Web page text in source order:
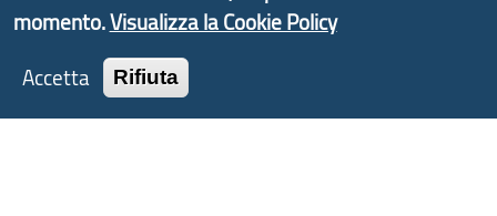
Privacy
Note Legali
momento.Visualizza la Cookie Policy
Accetta
Rifiuta